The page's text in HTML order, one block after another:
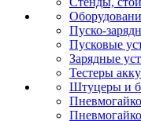
Пуско-
Пусковые
Зарядные
Тестеры
Штуцеры и